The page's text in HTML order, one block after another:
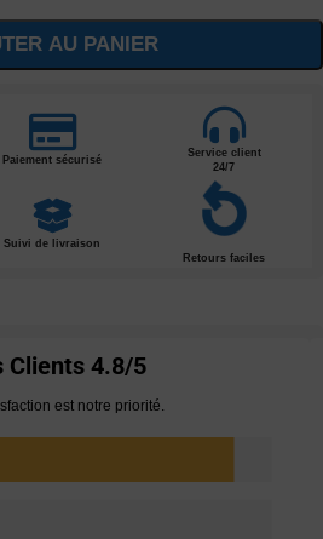
AU PANIER
Paiement sécurisé
Service client
24/7
Suivi de livraison
Retours faciles
Clients 4.8/5
est notre priorité.